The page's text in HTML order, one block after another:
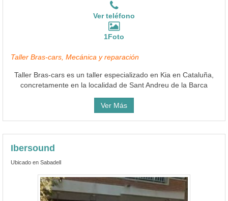
Ver teléfono
1Foto
Taller Bras-cars, Mecánica y reparación
Taller Bras-cars es un taller especializado en Kia en Cataluña,
concretamente en la localidad de Sant Andreu de la Barca
Ver Más
Ibersound
Ubicado en Sabadell